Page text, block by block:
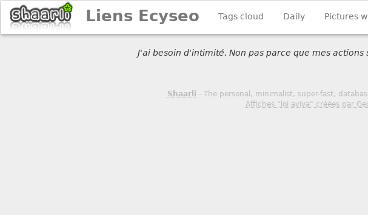
Liens Ecyseo Tags cloud Daily Pictures
J'ai besoin d'intimité. Non pas parce que mes
Shaarli - The personal, minimalist, super-fast,
Affiches "loi aviva" créées par